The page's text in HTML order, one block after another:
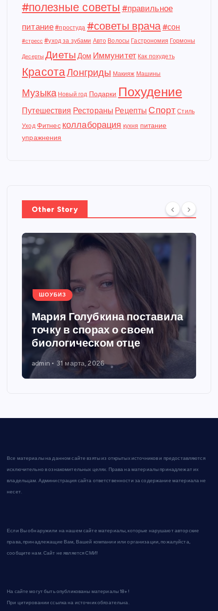
#полезные советы #правильное
питание #простуда #советы врача#сон
#стресс #уход за зубами Авто Волосы Гастрономия Гормоны
Десерты Диеты Дом Иммунитет Как похудеть
КрасотаЛонгриды Макияж Машины
Музыка Новый год Подарки Похудение
Путешествия Рестораны Рецепты Спорт Стиль
Уход Фитнес коллаборация кухня питание
упражнения
Other Story
ШОУБИЗ
Мария Голубкина поставила
точку в спорах о своем
биологическом отце
admin 31 марта, 2026
Все материалы на данном сайте взяты из открытых источников и предоставляются
исключительно в ознакомительных целях. Права на материалы принадлежат их
владельцам. Администрация сайта ответственности за содержание материала не
несет.
Если Вы обнаружили на нашем сайте материалы, которые нарушают авторские
права, принадлежащие Вам, Вашей компании или организации, пожалуйста,
сообщите нам. Сайт не является СМИ!
На сайте могут быть опубликованы материалы 18+!
При цитировании ссылка на источник обязательна.